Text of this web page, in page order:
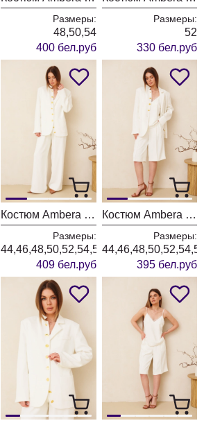
Размеры:
48,50,54
400 бел.руб
Размеры:
52
330 бел.руб
Костюм Ambera style 2161 молоко
Размеры:
44,46,48,50,52,54,56,58,60
409 бел.руб
Костюм Ambera style 2163 молоко
Размеры:
395 бел.руб